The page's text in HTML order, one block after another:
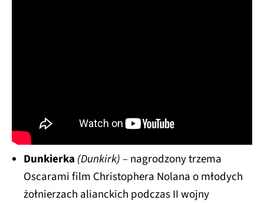
Dunkierka (Dunkirk) – nagrodzony trzema
Oscaramifilm Christophera Nolana o młodych
żołnierzach alianckich podczas II wojny